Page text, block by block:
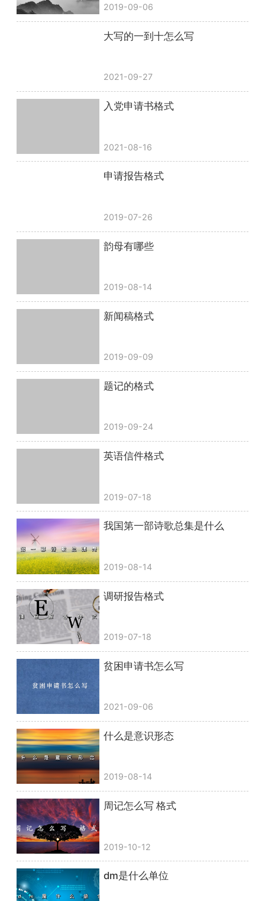
2019-09-06
大写的一到十怎么写
2021-09-27
入党申请书格式
2021-08-16
申请报告格式
2019-07-26
韵母有哪些
2019-08-14
新闻稿格式
2019-09-09
题记的格式
2019-09-24
英语信件格式
2019-07-18
我国第一部诗歌总集是什么
2019-08-14
调研报告格式
2019-07-18
贫困申请书怎么写
2021-09-06
什么是意识形态
2019-08-14
周记怎么写 格式
2019-10-12
dm是什么单位